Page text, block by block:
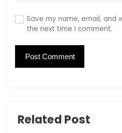
Save my name, email, and
the next time I comment.
Related Post